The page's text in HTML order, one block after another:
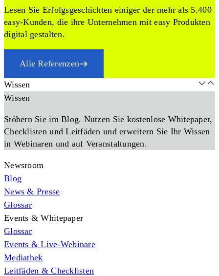
Lesen Sie Erfolgsgeschichten einiger der mehr als 5.400
easy-Kunden, die ihre Unternehmen mit easy Produkten
digital gestalten.
Alle Referenzen
Wissen
Wissen
Stöbern Sie im Blog. Nutzen Sie kostenlose Whitepaper,
Checklisten und Leitfäden und erweitern Sie Ihr Wissen
in Webinaren und auf Veranstaltungen.
Newsroom
Blog
News & Presse
Glossar
Events & Whitepaper
Glossar
Events & Live-Webinare
Mediathek
Leitfäden & Checklisten